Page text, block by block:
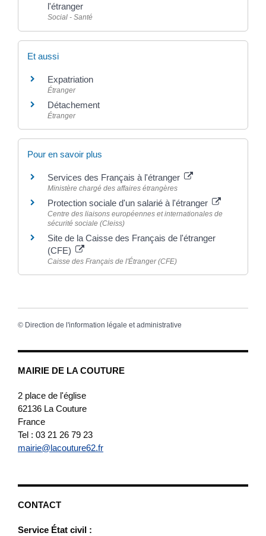
MAIRIE DE LA COUTURE
2 place de l'église
62136 La Couture
France
Tel : 03 21 26 79 23
mairie@lacouture62.fr
CONTACT
Service État civil :
l'étranger
Social - Santé
Et aussi
Expatriation
Étranger
Détachement
Étranger
Pour en savoir plus
Services des Français à l'étranger
Ministère chargé des affaires étrangères
Protection sociale d'un salarié à l'étranger
Centre des liaisons européennes et internationales de
sécurité sociale (Cleiss)
Site de la Caisse des Français de l'étranger
(CFE)
Caisse des Français de l'Étranger (CFE)
© Direction de l'information légale et administrative